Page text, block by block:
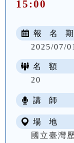
15:00
報 名
2025/07/
名 額
20
講 師
場 地
國立臺灣